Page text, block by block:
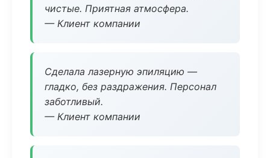
чистые. Приятная атмосфера.
— Клиент компании
Сделала лазерную эпиляцию —
гладко, без раздражения. Персонал
заботливый.
— Клиент компании